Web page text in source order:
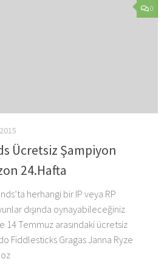
0
Ücretsiz Şampiyon
24.Hafta
herhangi bir IP veya RP
dışında oynayabileceğiniz
Temmuz arasındaki ücretsiz
Fiddlesticks Gragas Janna Ryze